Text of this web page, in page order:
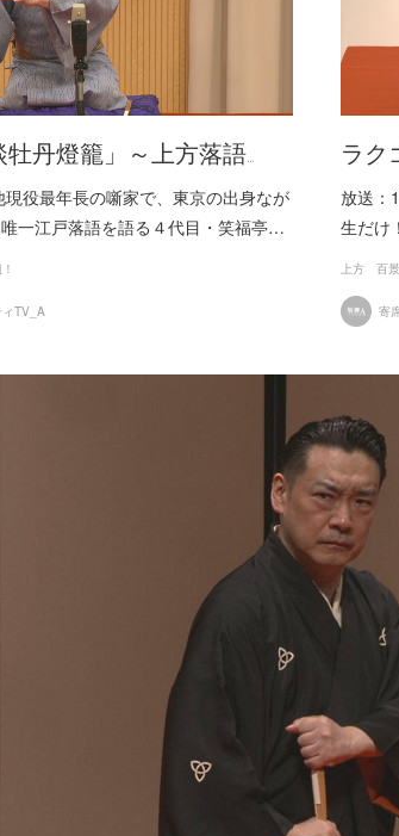
丹燈籠」～上方落語…
役最年長の噺家で、東京の出身なが
一江戸落語を語る４代目・笑福亭…
ィTV_A
ラク
放送：
生だけ
上方 百景
寄